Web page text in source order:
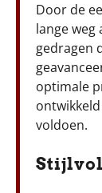
Door de
lange weg
gedragen
optimale
voldoen.